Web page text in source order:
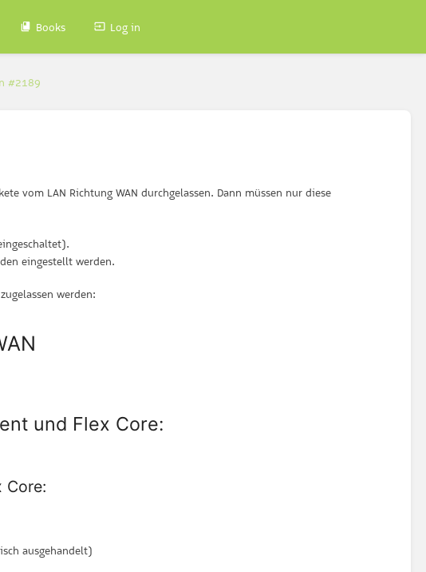
Books Log in
#2189
vom LAN Richtung WAN durchgelassen. Dann müssen nur diese
eingestellt werden.
werden:
und Flex Core:
Core:
ausgehandelt)